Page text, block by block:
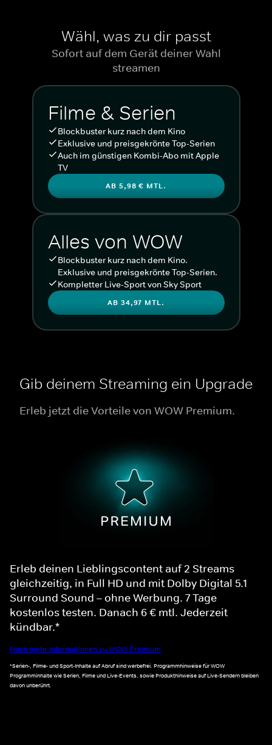
Wähl, was zu dir passt
Sofort auf dem Gerät deiner Wahl
streamen
Filme & Serien
Blockbuster kurz nach dem Kino
Exklusive und preisgekrönte Top-Serien
Auch im günstigen Kombi-Abo mit Apple
TV
AB 5,98 € MTL.
Alles von WOW
Blockbuster kurz nach dem Kino.
Exklusive und preisgekrönte Top-Serien.
Kompletter Live-Sport von Sky Sport
AB 34,97 MTL.
Gib deinem Streaming ein Upgrade
Erleb jetzt die Vorteile von WOW Premium.
Erleb deinen Lieblingscontent auf 2 Streams
gleichzeitig, in Full HD und mit Dolby Digital 5.1
Surround Sound – ohne Werbung. 7 Tage
kostenlos testen. Danach 6 € mtl. Jederzeit
kündbar.*
Noch mehr Informationen zu WOW Premium
*Serien-, Filme- und Sport-Inhalte auf Abruf sind werbefrei. Programmhinweise für WOW
Programminhalte wie Serien, Filme und Live-Events, sowie Produkthinweise auf Live-Sendern bleiben
davon unberührt.